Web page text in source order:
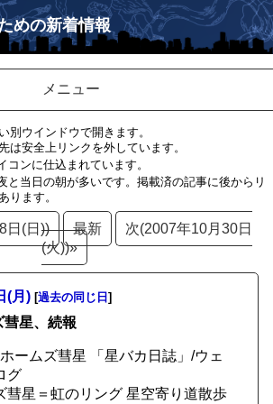
めの新着情報
メニュー
別ウインドウで開きます。
は安全上リンクを外しています。
ンに仕込まれています。
と当日の朝が多いです。掲載済の記事に後からリ
ります。
日(日)) 最新
次(2007年10月30日
(火))»
(月) [過去の同じ日 ]
彗星、続報
ームズ彗星 「星バカ日誌」/ウェ
グ
彗星＝虹のリング 星空寄り道散歩